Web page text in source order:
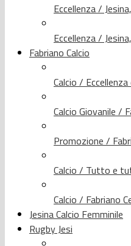
Eccellenza /
Eccellenza /
Fabriano Calcio
Calcio /
Calcio Giovanile /
Promozione /
Calcio / Tutto e
Calcio / Fabriano
Jesina Calcio Femminile
Rugby Jesi